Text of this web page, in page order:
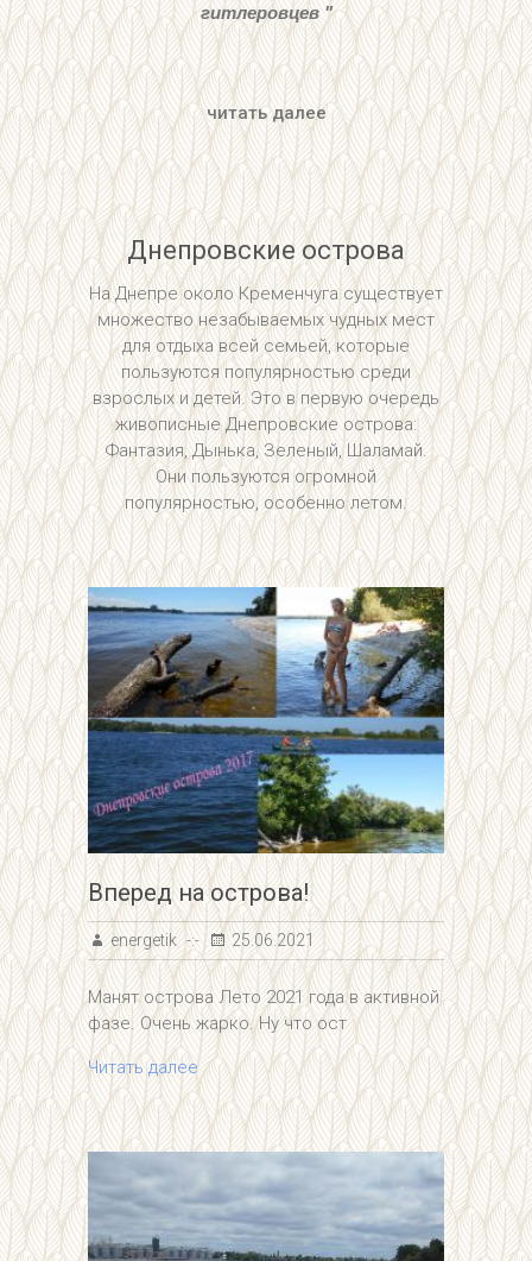
гитлеровцев "
читать далее
Днепровские острова
На Днепре около Кременчуга существует
множество незабываемых чудных мест
для отдыха всей семьей, которые
пользуются популярностью среди
взрослых и детей. Это в первую очередь
живописные Днепровские острова:
Фантазия, Дынька, Зеленый, Шаламай.
Они пользуются огромной
популярностью, особенно летом.
Вперед на острова!
energetik 25.06.2021
Манят острова Лето 2021 года в активной
фазе. Очень жарко. Ну что ост
Читать далее